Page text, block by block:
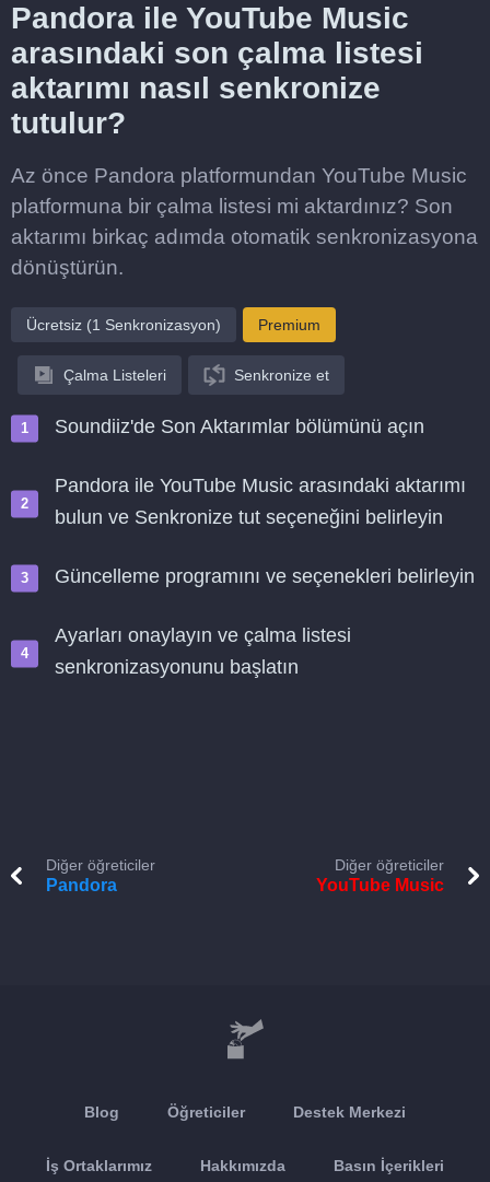
Pandora ile YouTube Music
arasındaki son çalma listesi
aktarımı nasıl senkronize
tutulur?
Az önce Pandora platformundan YouTube Music
platformuna bir çalma listesi mi aktardınız? Son
aktarımı birkaç adımda otomatik senkronizasyona
dönüştürün.
Ücretsiz (1 Senkronizasyon) Premium
Çalma Listeleri Senkronize et
Soundiiz'de Son Aktarımlar bölümünü açın
Pandora ile YouTube Music arasındaki aktarımı
bulun ve Senkronize tut seçeneğini belirleyin
Güncelleme programını ve seçenekleri belirleyin
Ayarları onaylayın ve çalma listesi
senkronizasyonunu başlatın
Diğer öğreticiler
Pandora
Diğer öğreticiler
YouTube Music
Blog Öğreticiler Destek Merkezi
İş Ortaklarımız Hakkımızda Basın İçerikleri